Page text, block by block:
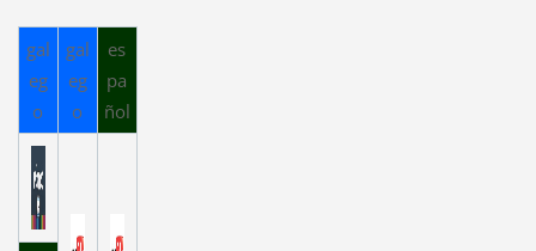
gal
eg
o
gal
eg
o
es
pa
ñol